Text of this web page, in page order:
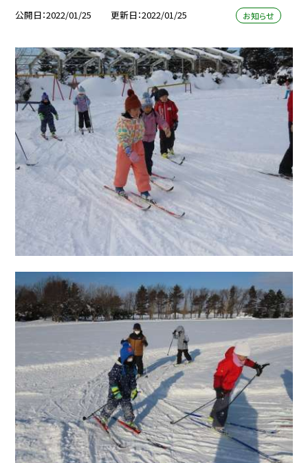
公開日 2022/01/25 更新日 2022/01/25 お知らせ